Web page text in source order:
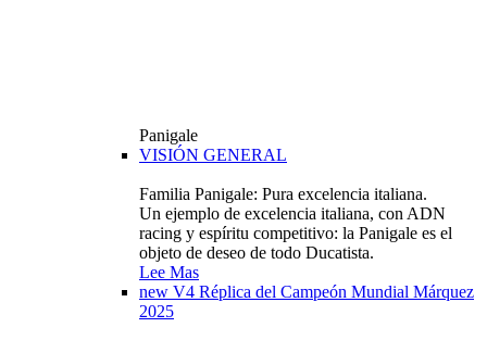
Panigale
VISIÓN GENERAL
Familia Panigale: Pura excelencia italiana.
Un ejemplo de excelencia italiana, con ADN
racing y espíritu competitivo: la Panigale es el
objeto de deseo de todo Ducatista.
Lee Mas
new V4 Réplica del Campeón Mundial Márquez
2025